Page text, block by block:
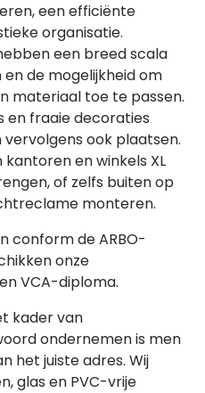
een efficiënte
organisatie.
een breed scala
de mogelijkheid om
materiaal toe te passen.
en fraaie decoraties
ook plaatsen.
en winkels XL
of zelfs buiten op
monteren.
conform de ARBO-
onze
VCA-diploma.
kader van
ondernemen is men
het juiste adres. Wij
glas en PVC-vrije